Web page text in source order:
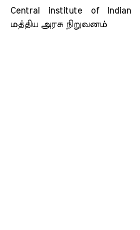
Central institute of Indian
மத்திய அரசு நிறுவனம்